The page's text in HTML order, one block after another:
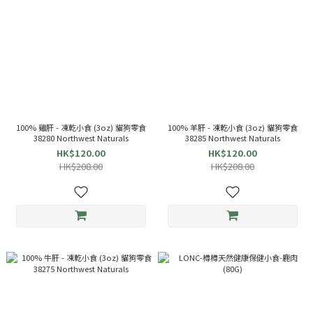
100% 雞肝 - 凍乾小食 (3oz) 貓狗零食
38280 Northwest Naturals
HK$120.00
HK$208.00
100% 羊肝 - 凍乾小食 (3oz) 貓狗零食
38285 Northwest Naturals
HK$120.00
HK$208.00